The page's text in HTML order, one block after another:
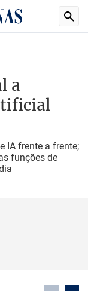
a
IA frente a frente;
funções de